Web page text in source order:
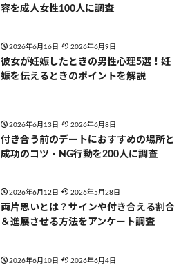
容を成人女性100人に調査
2026年6月16日 2026年6月9日
彼女が妊娠したときの男性心理5選！妊
娠を伝えるときのポイントを解説
2026年6月13日 2026年6月8日
付き合う前のデートにおすすめの場所と
成功のコツ・NG行動を200人に調査
2026年6月12日 2026年5月28日
両片思いとは？サインや付き合える割合
＆進展させる方法をアンケート調査
2026年6月10日 2026年6月4日